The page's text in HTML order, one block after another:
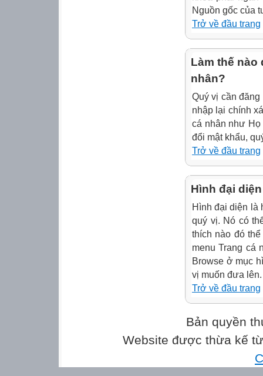
Nguồn gốc của
Trở về đầu trang
Làm thế nào
nhân?
Quý vị cần
nhập lại chính
cá nhân như Họ
đổi mật khẩu,
Trở về đầu trang
Hình đại
Hình đại diện là
quý vị. Nó có
thích nào đó
menu Trang cá
Browse ở mục
vị muốn đưa lên.
Trở về đầu trang
Bản quyền
Website được thừa kế